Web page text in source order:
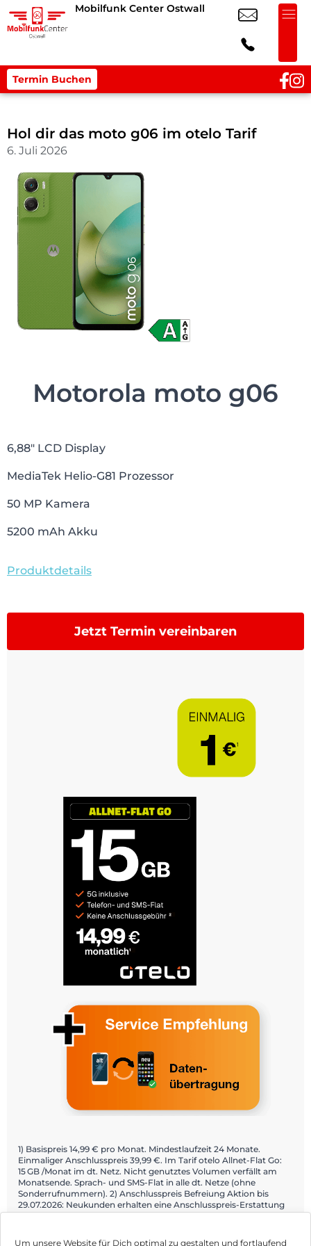
Um unsere Website für Dich optimal zu gestalten und fortlaufend
Mobilfunk Center Ostwall
Termin Buchen
Hol dir das moto g06 im otelo Tarif
6. Juli 2026
Motorola moto g06
6,88″ LCD Display
MediaTek Helio-G81 Prozessor
50 MP Kamera
5200 mAh Akku
Produktdetails
Jetzt Termin vereinbaren
1) Basispreis 14,99 € pro Monat. Mindestlaufzeit 24 Monate.
Einmaliger Anschlusspreis 39,99 €. Im Tarif otelo Allnet-Flat Go:
15 GB /Monat im dt. Netz. Nicht genutztes Volumen verfällt am
Monatsende. Sprach- und SMS-Flat in alle dt. Netze (ohne
Sonderrufnummern). 2) Anschlusspreis Befreiung Aktion bis
29.07.2026: Neukunden erhalten eine Anschlusspreis-Erstattung
bei Bestellung über teilnehmende Fachhändler und Aktivierung